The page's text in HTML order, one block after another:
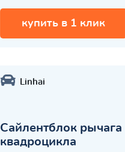
купить в 1 клик
Linhai
Сайлентблок рычага
квадроцикла